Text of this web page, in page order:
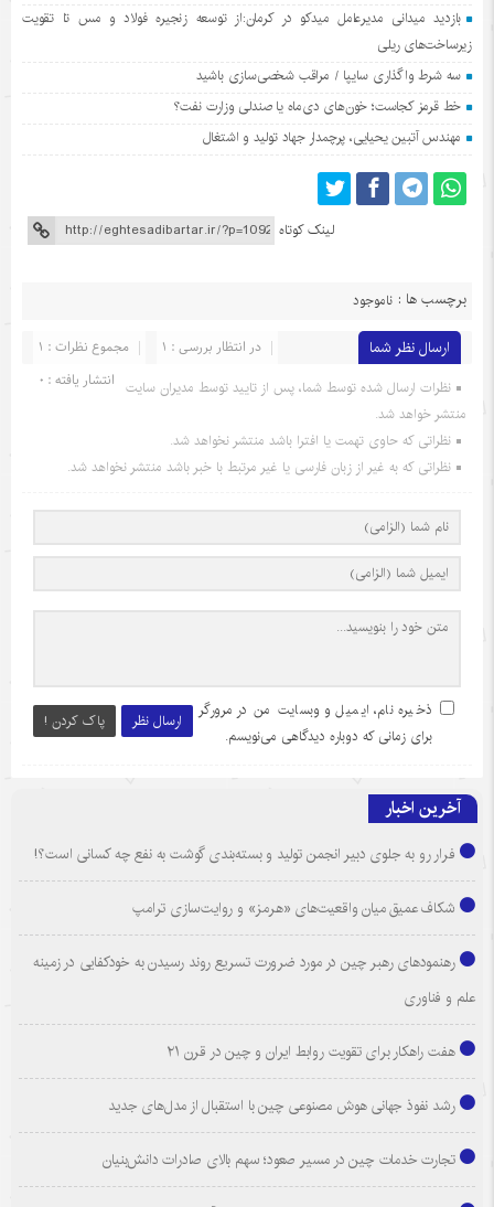
بازدید میدانی مدیرعامل میدکو در کرمان:از توسعه زنجیره فولاد و مس تا تقویت
زیرساخت‌های ریلی
سه شرط واگذاری سایپا / مراقب شخصی‌سازی باشید
خط قرمز کجاست؛ خون‌های دی‌ماه یا صندلی وزارت نفت؟
مهندس آتبین یحیایی، پرچمدار جهاد تولید و اشتغال
لینک کوتاه
برچسب ها : ناموجود
ارسال نظر شما مجموع نظرات : 1
در انتظار بررسی : 1
انتشار یافته : 0 نظرات ارسال شده توسط شما، پس از تایید توسط مدیران سایت
منتشر خواهد شد.
نظراتی که حاوی تهمت یا افترا باشد منتشر نخواهد شد.
نظراتی که به غیر از زبان فارسی یا غیر مرتبط با خبر باشد منتشر نخواهد شد.
ارسال نظر پاک کردن !
ذخیره نام، ایمیل و وبسایت من در مرورگر
برای زمانی که دوباره دیدگاهی می‌نویسم.
آخرین اخبار
فرار رو به جلوی دبیر انجمن تولید و بسته‌بندی گوشت به نفع چه کسانی است؟!
شکاف عمیق میان واقعیت‌های «هرمز» و روایت‌سازی ترامپ
رهنمودهای رهبر چین در مورد ضرورت تسریع روند رسیدن به خودکفایی در زمینه
علم و فناوری
هفت راهکار برای تقویت روابط ایران و چین در قرن ۲۱
رشد نفوذ جهانی هوش مصنوعی چین با استقبال از مدل‌های جدید
تجارت خدمات چین در مسیر صعود؛ سهم بالای صادرات دانش‌بنیان